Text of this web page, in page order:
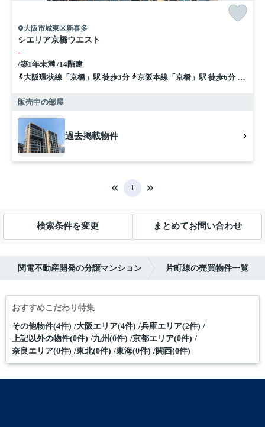
大阪市城東区新喜多
シエリア京橋ウエスト
-
/築1年未満 /14階建
大阪環状線「京橋」駅 徒歩3分
京阪本線「京橋」駅 徒歩6分 地下
販売中の部屋
過去掲載物件
1
検索条件を変更 まとめてお問い合わせ
関電不動産開発の分譲マンション 片町線の売買物件一覧
おすすめこだわり特集
その他物件(4件) 大阪エリア(4件) 兵庫エリア(2件)
上記以外の物件(0件) 九州(0件) 京都エリア(0件)
奈良エリア(0件) 東北(0件) 東海(0件) 関西(0件)